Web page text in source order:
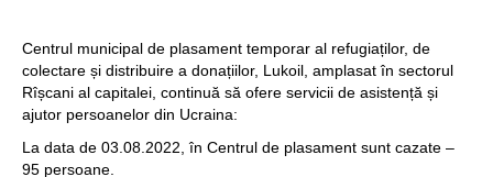
Centrul municipal de plasament temporar al refugiaților, de
colectare și distribuire a donațiilor, Lukoil, amplasat în sectorul
Rîșcani al capitalei, continuă să ofere servicii de asistență și
ajutor persoanelor din Ucraina:
La data de 03.08.2022, în Centrul de plasament sunt cazate –
95 persoane.